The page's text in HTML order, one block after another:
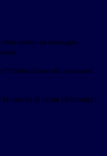
Verrà inviato un messaggio
Effettua il reset della password
casella di posta elettronica!